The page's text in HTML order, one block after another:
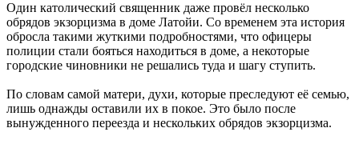
Один католический священник даже провёл несколько
обрядов экзорцизма в доме Латойи. Со временем эта история
обросла такими жуткими подробностями, что офицеры
полиции стали бояться находиться в доме, а некоторые
городские чиновники не решались туда и шагу ступить.
По словам самой матери, духи, которые преследуют её семью,
лишь однажды оставили их в покое. Это было после
вынужденного переезда и нескольких обрядов экзорцизма.